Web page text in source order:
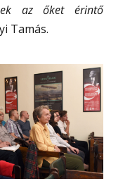
az őket érintő
Tamás.